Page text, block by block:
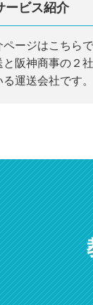
ービス紹介
ージはこちらで
と阪神商事の２
運送会社です。